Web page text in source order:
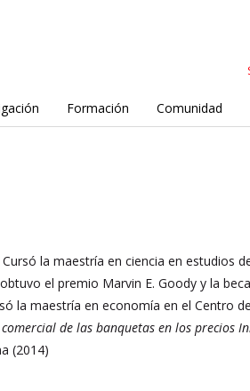
Formación Comunidad
la maestría en ciencia en estudios
el premio Marvin E. Goody y la
la maestría en economía en el Centro
de las banquetas en los precios
(2014)